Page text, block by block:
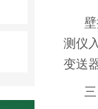
测仪
变送